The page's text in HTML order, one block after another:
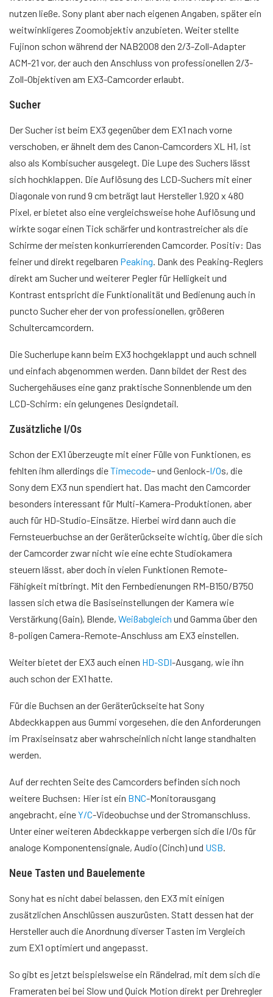
nutzen ließe. Sony plant aber nach eigenen Angaben, später ein
weitwinkligeres Zoomobjektiv anzubieten. Weiter stellte
Fujinon schon während der NAB2008 den 2/3-Zoll-Adapter
ACM-21 vor, der auch den Anschluss von professionellen 2/3-
Zoll-Objektiven am EX3-Camcorder erlaubt.
Sucher
Der Sucher ist beim EX3 gegenüber dem EX1 nach vorne
verschoben, er ähnelt dem des Canon-Camcorders XL H1, ist
also als Kombisucher ausgelegt. Die Lupe des Suchers lässt
sich hochklappen. Die Auflösung des LCD-Suchers mit einer
Diagonale von rund 9 cm beträgt laut Hersteller 1.920 x 480
Pixel, er bietet also eine vergleichsweise hohe Auflösung und
wirkte sogar einen Tick schärfer und kontrastreicher als die
Schirme der meisten konkurrierenden Camcorder. Positiv: Das
feiner und direkt regelbaren Peaking . Dank des Peaking-Reglers
direkt am Sucher und weiterer Pegler für Helligkeit und
Kontrast entspricht die Funktionalität und Bedienung auch in
puncto Sucher eher der von professionellen, größeren
Schultercamcordern.
Die Sucherlupe kann beim EX3 hochgeklappt und auch schnell
und einfach abgenommen werden. Dann bildet der Rest des
Suchergehäuses eine ganz praktische Sonnenblende um den
LCD-Schirm: ein gelungenes Designdetail.
Zusätzliche I/Os
Schon der EX1 überzeugte mit einer Fülle von Funktionen, es
fehlten ihm allerdings dieTimecode– und Genlock-I/Os, die
Sony dem EX3 nun spendiert hat. Das macht den Camcorder
besonders interessant für Multi-Kamera-Produktionen, aber
auch für HD-Studio-Einsätze. Hierbei wird dann auch die
Fernsteuerbuchse an der Geräterückseite wichtig, über die sich
der Camcorder zwar nicht wie eine echte Studiokamera
steuern lässt, aber doch in vielen Funktionen Remote-
Fähigkeit mitbringt. Mit den Fernbedienungen RM-B150/B750
lassen sich etwa die Basiseinstellungen der Kamera wie
Verstärkung (Gain), Blende, Weißabgleich und Gamma über den
8-poligen Camera-Remote-Anschluss am EX3 einstellen.
Weiter bietet der EX3 auch einen HD-SDI-Ausgang, wie ihn
auch schon der EX1 hatte.
Für die Buchsen an der Geräterückseite hat Sony
Abdeckkappen aus Gummi vorgesehen, die den Anforderungen
im Praxiseinsatz aber wahrscheinlich nicht lange standhalten
werden.
Auf der rechten Seite des Camcorders befinden sich noch
weitere Buchsen: Hier ist ein BNC-Monitorausgang
angebracht, eineY/C-Videobuchse und der Stromanschluss.
Unter einer weiteren Abdeckkappe verbergen sich die I/Os für
analoge Komponentensignale, Audio (Cinch) und USB
Neue Tasten und Bauelemente
Sony hat es nicht dabei belassen, den EX3 mit einigen
zusätzlichen Anschlüssen auszurüsten. Statt dessen hat der
Hersteller auch die Anordnung diverser Tasten im Vergleich
zum EX1 optimiert und angepasst.
So gibt es jetzt beispielsweise ein Rändelrad, mit dem sich die
Frameraten bei bei Slow und Quick Motion direkt per Drehregler